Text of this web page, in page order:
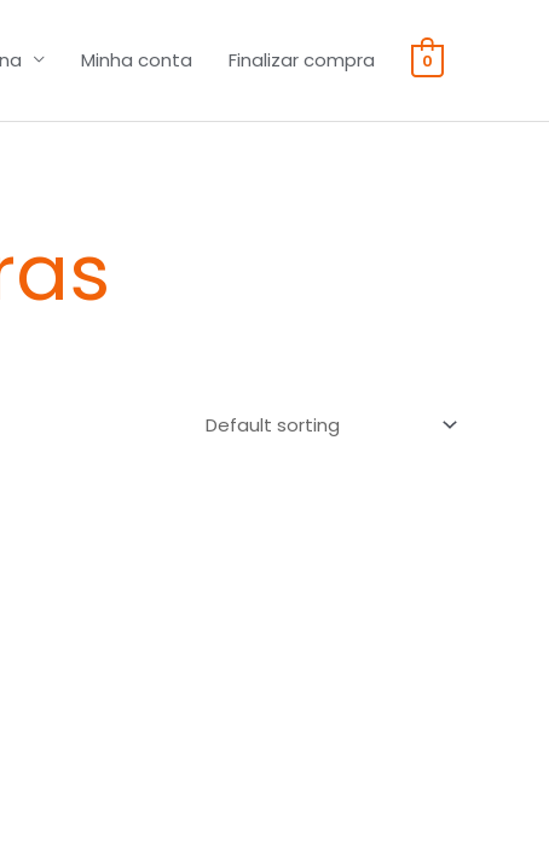
Minha conta Finalizar compra 0